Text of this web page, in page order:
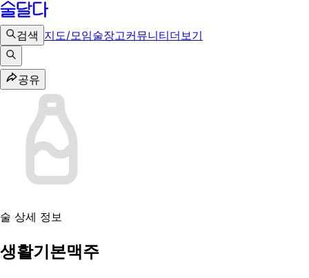
검색 지도/모임술장고커뮤니티더보기
공유
술 상세 정보
생활기본맥주